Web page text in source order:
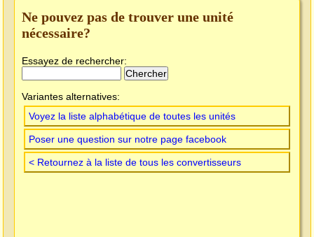
Ne pouvez pas de trouver une unité
nécessaire?
Essayez de rechercher:
Variantes alternatives:
Voyez la liste alphabétique de toutes les unités
Poser une question sur notre page facebook
< Retournez à la liste de tous les convertisseurs